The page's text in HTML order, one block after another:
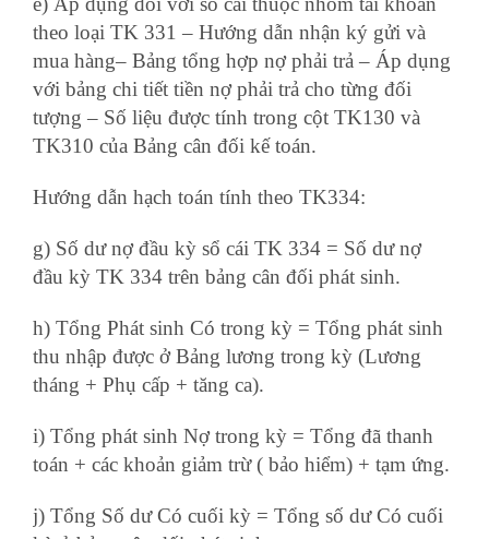
theo loại TK 331 – Hướng dẫn nhận ký gửi và
mua hàng– Bảng tổng hợp nợ phải trả – Áp dụng
với bảng chi tiết tiền nợ phải trả cho từng đối
tượng – Số liệu được tính trong cột TK130 và
TK310 của Bảng cân đối kế toán.
Hướng dẫn hạch toán tính theo TK334:
g) Số dư nợ đầu kỳ sổ cái TK 334 = Số dư nợ
đầu kỳ TK 334 trên bảng cân đối phát sinh.
h) Tổng Phát sinh Có trong kỳ = Tổng phát sinh
thu nhập được ở Bảng lương trong kỳ (Lương
tháng + Phụ cấp + tăng ca).
i) Tổng phát sinh Nợ trong kỳ = Tổng đã thanh
toán + các khoản giảm trừ ( bảo hiểm) + tạm ứng.
j) Tổng Số dư Có cuối kỳ = Tổng số dư Có cuối